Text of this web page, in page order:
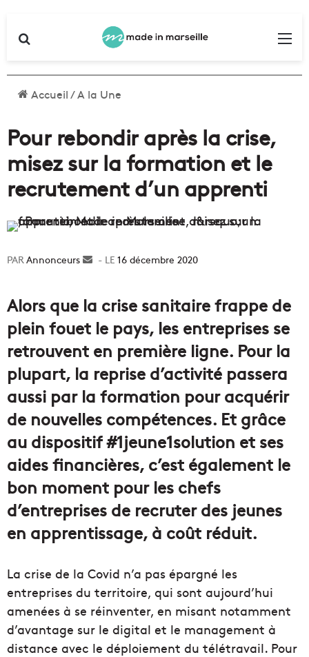
Accueil/A la Une
Pour rebondir après la crise,
misez sur la formation et le
recrutement d’un apprenti
Annonceurs
Envoyer16 décembre 2020
Alors que la crise sanitaire frappe de
plein fouet le pays, les entreprises se
retrouvent en première ligne. Pour la
plupart, la reprise d’activité passera
aussi par la formation pour acquérir
de nouvelles compétences. Et grâce
au dispositif #1jeune1solution et ses
aides financières, c’est également le
bon moment pour les chefs
d’entreprises de recruter des jeunes
en apprentissage, à coût réduit.
La crise de la Covid n’a pas épargné les
entreprises du territoire, qui sont aujourd’hui
amenées à se réinventer, en misant notamment
d’avantage sur le digital et le management à
distance avec le déploiement du télétravail. Pour